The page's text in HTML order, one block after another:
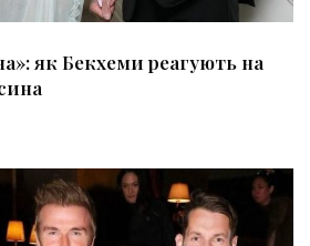
як Бекхеми реагують на